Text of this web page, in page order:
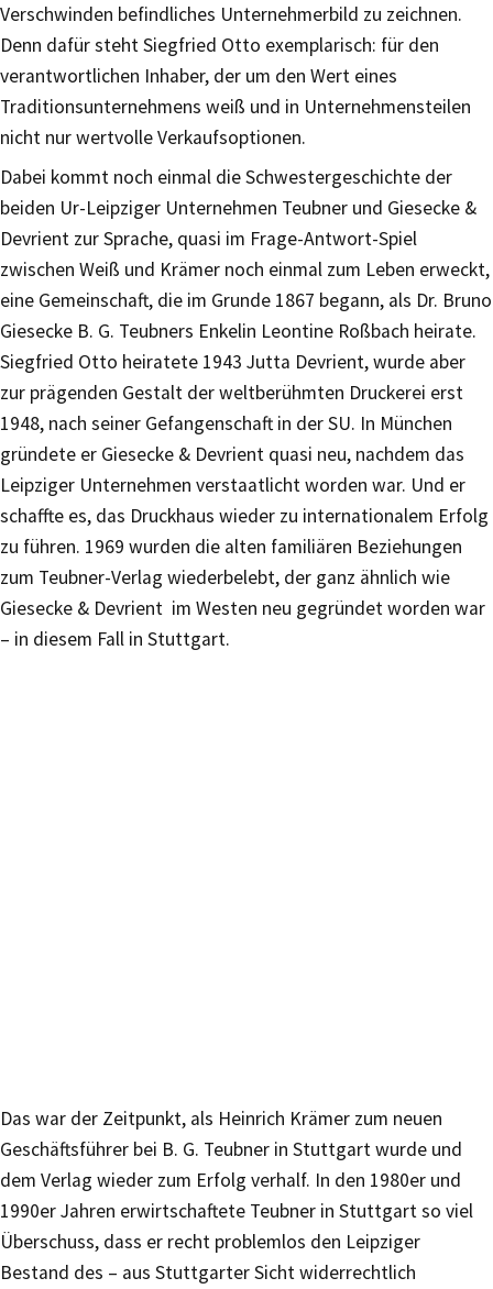
Verschwinden befindliches Unternehmerbild zu zeichnen.
Denn dafür steht Siegfried Otto exemplarisch: für den
verantwortlichen Inhaber, der um den Wert eines
Traditionsunternehmens weiß und in Unternehmensteilen
nicht nur wertvolle Verkaufsoptionen.
Dabei kommt noch einmal die Schwestergeschichte der
beiden Ur-Leipziger Unternehmen Teubner und Giesecke &
Devrient zur Sprache, quasi im Frage-Antwort-Spiel
zwischen Weiß und Krämer noch einmal zum Leben erweckt,
eine Gemeinschaft, die im Grunde 1867 begann, als Dr. Bruno
Giesecke B. G. Teubners Enkelin Leontine Roßbach heirate.
Siegfried Otto heiratete 1943 Jutta Devrient, wurde aber
zur prägenden Gestalt der weltberühmten Druckerei erst
1948, nach seiner Gefangenschaft in der SU. In München
gründete er Giesecke & Devrient quasi neu, nachdem das
Leipziger Unternehmen verstaatlicht worden war. Und er
schaffte es, das Druckhaus wieder zu internationalem Erfolg
zu führen. 1969 wurden die alten familiären Beziehungen
zum Teubner-Verlag wiederbelebt, der ganz ähnlich wie
Giesecke & Devrient im Westen neu gegründet worden war
– in diesem Fall in Stuttgart.
Das war der Zeitpunkt, als Heinrich Krämer zum neuen
Geschäftsführer bei B. G. Teubner in Stuttgart wurde und
dem Verlag wieder zum Erfolg verhalf. In den 1980er und
1990er Jahren erwirtschaftete Teubner in Stuttgart so viel
Überschuss, dass er recht problemlos den Leipziger
Bestand des – aus Stuttgarter Sicht widerrechtlich